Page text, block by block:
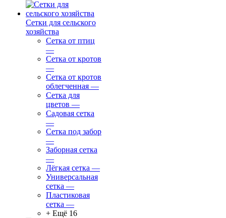
Сетки для сельского
хозяйства
Сетка от птиц
—
Сетка от кротов
—
Сетка от кротов
облегченная —
Сетка для
цветов —
Садовая сетка
—
Сетка под забор
—
Заборная сетка
—
Лёгкая сетка —
Универсальная
сетка —
Пластиковая
сетка —
+ Ещё 16